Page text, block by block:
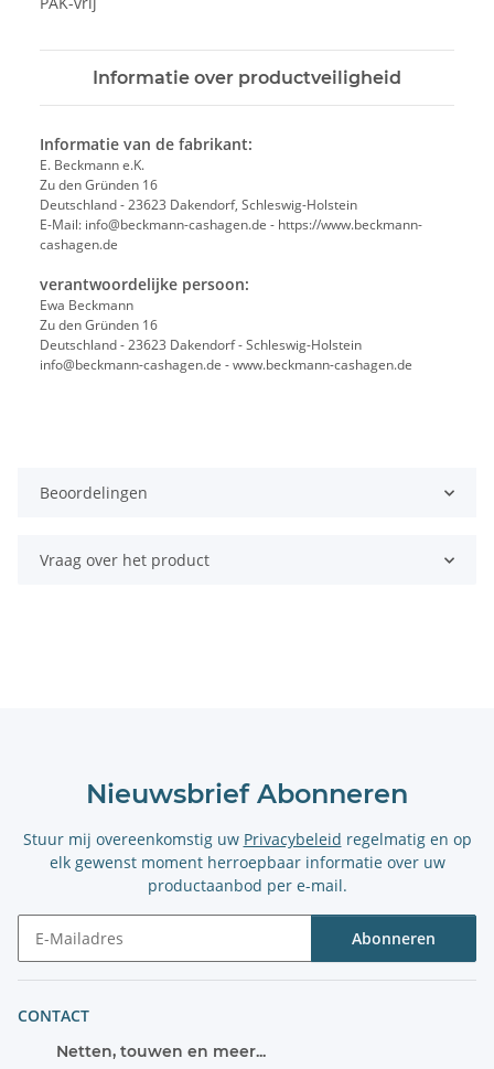
Informatie over productveiligheid
Informatie van de fabrikant:
E. Beckmann e.K.
Zu den Gründen 16
Deutschland - 23623 Dakendorf, Schleswig-Holstein
E-Mail: info@beckmann-cashagen.de - https://www.beckmann-
cashagen.de
verantwoordelijke persoon:
Ewa Beckmann
Zu den Gründen 16
Deutschland - 23623 Dakendorf - Schleswig-Holstein
info@beckmann-cashagen.de - www.beckmann-cashagen.de
Beoordelingen
Vraag over het product
Nieuwsbrief Abonneren
Stuur mij overeenkomstig uw Privacybeleid regelmatig en op
elk gewenst moment herroepbaar informatie over uw
productaanbod per e-mail.
Abonneren
CONTACT
Netten, touwen en meer...